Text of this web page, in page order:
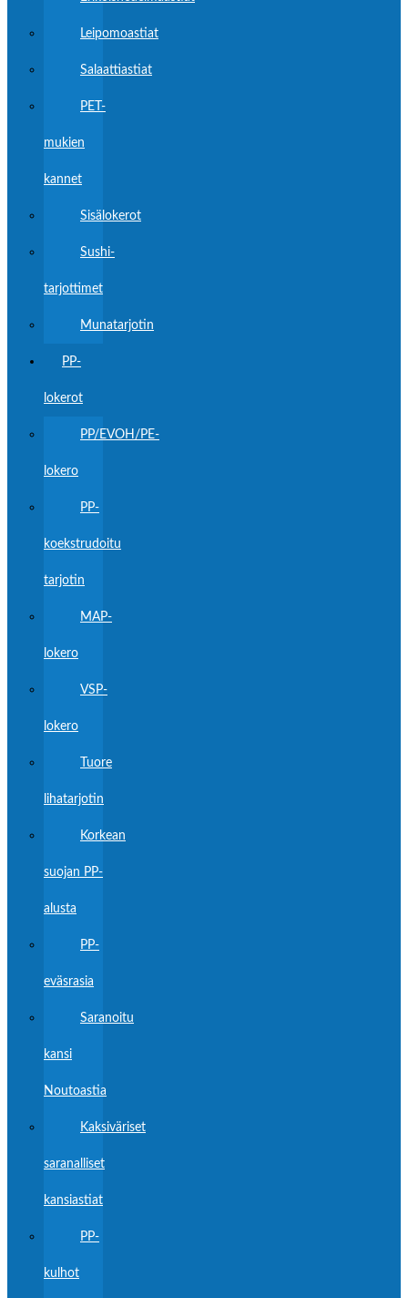
Leipomoastiat
Salaattiastiat
PET-
mukien
kannet
Sisälokerot
Sushi-
tarjottimet
Munatarjotin
PP-
lokerot
PP/EVOH/PE-
lokero
PP-
koekstrudoitu
tarjotin
MAP-
lokero
VSP-
lokero
Tuore
lihatarjotin
Korkean
suojan PP-
alusta
PP-
eväsrasia
Saranoitu
kansi
Noutoastia
Kaksiväriset
saranalliset
kansiastiat
PP-
kulhot